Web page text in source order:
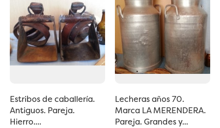
Estribos de caballería.
Antiguos. Pareja.
Hierro....
Lecheras años 70.
Marca LA MERENDERA.
Pareja. Grandes y...